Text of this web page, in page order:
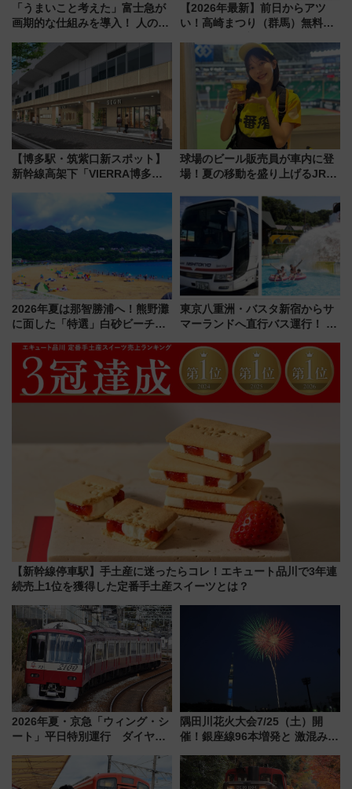
「うまいこと考えた」富士急が
画期的な仕組みを導入！ 人のか
ん」始動
【2026年最新】前日からアツ
い！高崎まつり（群馬）無料観
しまで
【博多駅・筑紫口新スポット】
新幹線高架下「VIERRA博多テ
など注目の全6店舗 「博多活憩
通り」も一新
球場のビール販売員が車内に登
場！夏の移動を盛り上げるJR九
月7日限定 ソフトバンクホーク
スとコラボ
2026年夏は那智勝浦へ！熊野灘
に面した「特選」白砂ビーチは
会」は8月11日開催！
東京八重洲・バスタ新宿からサ
マーランドへ直行バス運行！ お
推し活を楽しもう！（2026年
8/1～31）
【新幹線停車駅】手土産に迷ったらコレ！エキュート品川で3年連
続売上1位を獲得した定番手土産スイーツとは？
2026年夏・京急「ウィング・シ
ート」平日特別運行 ダイヤ・
三浦海岸を堪能できるお出かけ
プランもご紹介
隅田川花火大会7/25（土）開
催！銀座線96本増発と 激混みの
アクセス攻略法、2万発の花火が
都心の夜に！